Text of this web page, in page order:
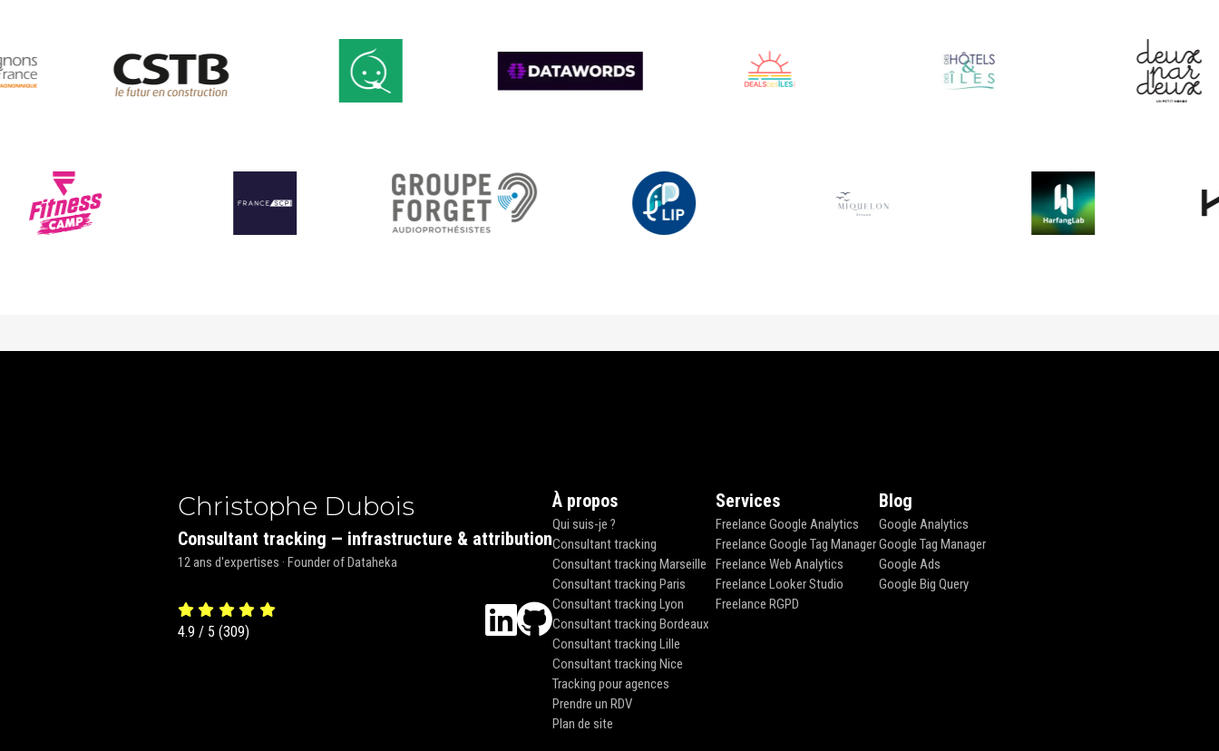
Christophe Dubois
Consultant tracking — infrastructure & attribution
12 ans d'expertises · Founder of Dataheka
4.9 / 5 (309)
À propos
Qui suis-je ?
Consultant tracking
Consultant tracking Marseille
Consultant tracking Paris
Consultant tracking Lyon
Consultant tracking Bordeaux
Consultant tracking Lille
Consultant tracking Nice
Tracking pour agences
Prendre un RDV
Plan de site
Services
Freelance Google Analytics
Freelance Google Tag Manager
Freelance Web Analytics
Freelance Looker Studio
Freelance RGPD
Blog
Google Analytics
Google Tag Manager
Google Ads
Google Big Query